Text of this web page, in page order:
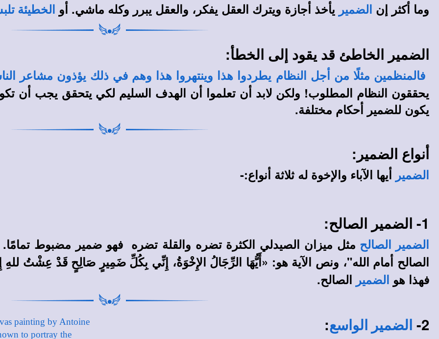
وما أكثر إن
الضمير يأخذ أجازة ويترك العقل يفكر، والعقل يبرر وكله ماشي. أو الخطيئة
الضمير الخاطئ قد يقود إلى الخطأ:
فالمنظمين مثلًا من أجل النظام يطردوا هذا وينتهروا هذا وهم في ذلك يؤذون مشاعر
يحققون النظام المطلوب! ولكن لابد أن تعلموا أن الهدف السليم لكي يتحقق يجب أن
يكون للضمير أحكام مختلفة.
أنواع الضمير:
الضمير أيها الآباء والإخوة له ثلاثة أنواع:-
1- الضمير الصالح:
الضمير الصالح مثل ميزان الصيدلي الكثرة تضره والقلة تضره فهو ضمير مضبوط
الصالح أمام الله"، ونص الآية هو: «أَيُّهَا الرِّجَالُ الإِخْوَةُ، إِنِّي بِكُلِّ ضَمِيرٍ صَالِحٍ قَدْ عِشْتُ للهِ
فهذا هو
الضمير الصالح.
2- الضمير الواسع: